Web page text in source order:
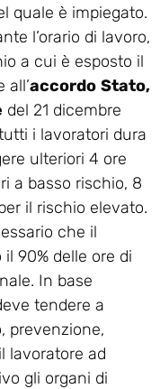
quale è impiegato.
l’orario di lavoro,
a cui è esposto il
all’accordo Stato,
del 21 dicembre
i lavoratori dura
ulteriori 4 ore
a basso rischio, 8
il rischio elevato.
che il
90% delle ore di
In base
tendere a
prevenzione,
lavoratore ad
gli organi di